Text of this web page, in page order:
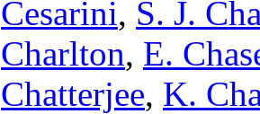
Cesarini, S. J.
Charlton, E.
Chatterjee, K.